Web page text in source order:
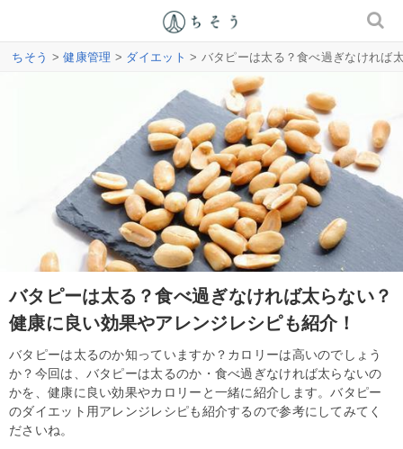
ちそう >健康管理 > ダイエット > バタピーは太る？食べ過ぎなければ
バタピーは太る？食べ過ぎなければ太らない？
健康に良い効果やアレンジレシピも紹介！
バタピーは太るのか知っていますか？カロリーは高いのでしょう
か？今回は、バタピーは太るのか・食べ過ぎなければ太らないの
かを、健康に良い効果やカロリーと一緒に紹介します。バタピー
のダイエット用アレンジレシピも紹介するので参考にしてみてく
ださいね。